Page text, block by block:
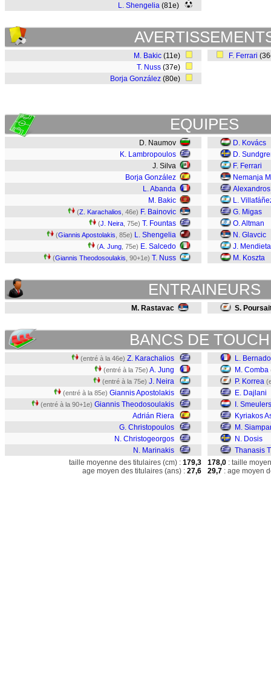
L. Shengelia (81e)
M. Bakic (11e)
T. Nuss (37e)
Borja González (80e)
F. Ferrari
EQUIPES
D. Naumov
K. Lambropoulos
J. Silva
Borja González
L. Abanda
M. Bakic
(Z. Karachalios , 46e) F. Bainovic
(J. Neira , 75e) T. Fountas
(Giannis Apostolakis , 85e) L. Shengelia
(A. Jung , 75e) E. Salcedo
(Giannis Theodosoulakis , 90+1e) T. Nuss
D. Kovács
D.
F. Ferrari
Nemanja
L.
G. Migas
O. Altman
N. Glavcic
J. Mendieta
M. Koszta
ENTRAINEURS
M. Rastavac S.
BANCS DE
(entré à la 46e) Z. Karachalios
(entré à la 75e) A. Jung
(entré à la 75e) J. Neira
(entré à la 85e) Giannis Apostolakis
(entré à la 90+1e) Giannis Theodosoulakis
Adrián Riera
G. Christopoulos
N. Christogeorgos
N. Marinakis
L.
M. Comba
P. Korrea
E. Dajlani
I. Smeulers
Kyriakos
M.
N. Dosis
Thanasis
taille moyenne des titulaires (cm) : 179,3
age moyen des titulaires (ans) : 27,6
178,0 : taille
29,7 : age moyen